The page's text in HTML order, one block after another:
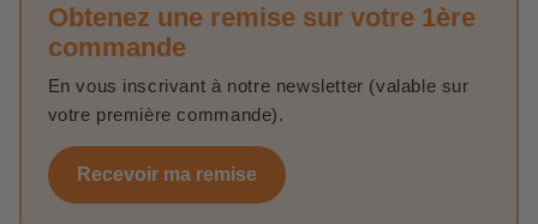
Obtenez une remise sur votre 1ère
commande
En vous inscrivant à notre newsletter (valable sur
votre première commande).
Recevoir ma remise